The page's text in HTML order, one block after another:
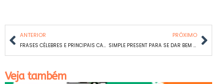
ANTERIOR
FRASES CÉLEBRES E PRINCIPAIS CARACTERÍSTICAS: ENTENDA AS 3 LEIS DE NEWTON
PRÓXIMO
SIMPLE PRESENT PARA SE DAR BEM NO VESTIBULAR
Veja também